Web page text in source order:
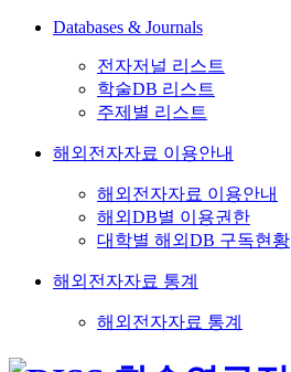
Databases & Journals
전자저널 리스트
학술DB 리스트
주제별 리스트
해외전자자료 이용안내
해외전자자료 이용안내
해외DB별 이용권한
대학별 해외DB 구독현황
해외전자자료 통계
해외전자자료 통계